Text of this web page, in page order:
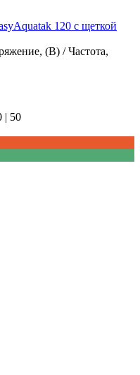
120 с щеткой
(В) / Частота,
| 50